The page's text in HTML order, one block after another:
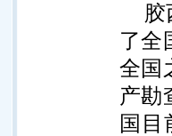
了全
全国
产勘
国目